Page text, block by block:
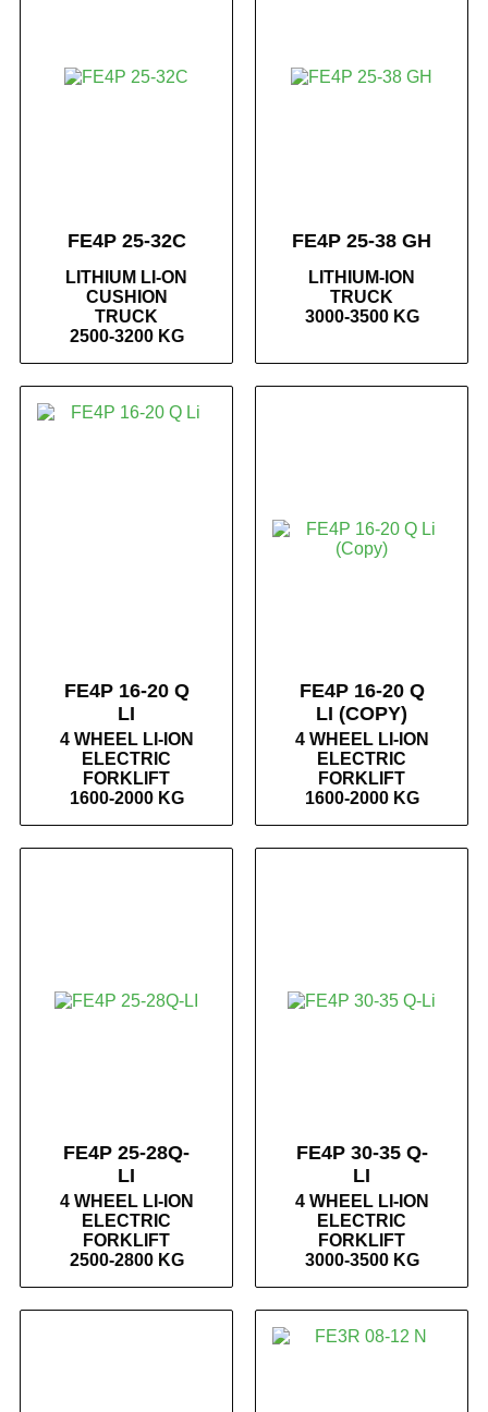
FE4P 25-32C
LITHIUM LI-ON
CUSHION
TRUCK
2500-3200 KG
FE4P 25-38 GH
LITHIUM-ION
TRUCK
3000-3500 KG
FE4P 16-20 Q
LI
4 WHEEL LI-ION
ELECTRIC
FORKLIFT
1600-2000 KG
FE4P 16-20 Q
LI (COPY)
4 WHEEL LI-ION
ELECTRIC
FORKLIFT
1600-2000 KG
FE4P 25-28Q-
LI
4 WHEEL LI-ION
ELECTRIC
FORKLIFT
2500-2800 KG
FE4P 30-35 Q-
LI
4 WHEEL LI-ION
ELECTRIC
FORKLIFT
3000-3500 KG